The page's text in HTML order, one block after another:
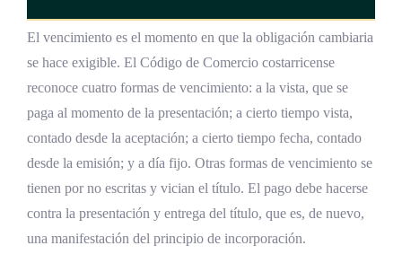
El vencimiento es el momento en que la obligación cambiaria
se hace exigible. El Código de Comercio costarricense
reconoce cuatro formas de vencimiento: a la vista, que se
paga al momento de la presentación; a cierto tiempo vista,
contado desde la aceptación; a cierto tiempo fecha, contado
desde la emisión; y a día fijo. Otras formas de vencimiento se
tienen por no escritas y vician el título. El pago debe hacerse
contra la presentación y entrega del título, que es, de nuevo,
una manifestación del principio de incorporación.